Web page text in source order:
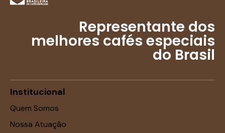
Representante dos
melhores cafés especiais
do Brasil
Institucional
Quem Somos
Nossa Atuação